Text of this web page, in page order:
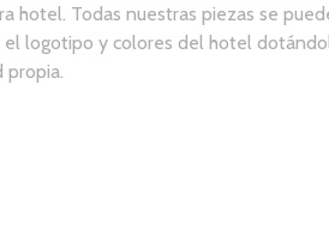
hotel. Todas nuestras piezas se
el logotipo y colores del hotel
propia.